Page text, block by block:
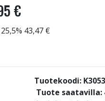
€
43,47 €
Tuotekoodi:
Tuote saatavilla: